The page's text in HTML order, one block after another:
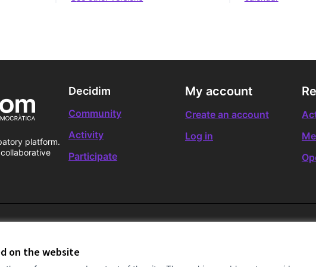
on the website
platform.
Decidim
Community
Activity
Participate
My account
Create an account
Log in